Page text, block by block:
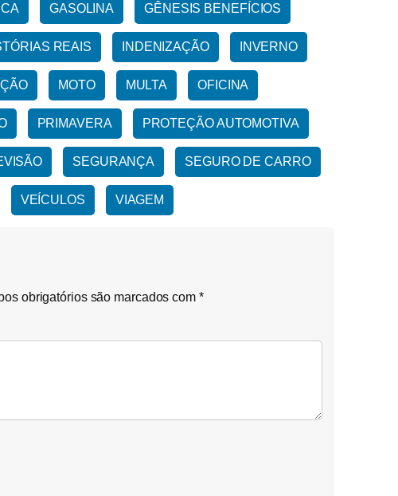
GASOLINA GÊNESIS BENEFÍCIOS
REAIS INDENIZAÇÃO INVERNO
MOTO MULTA OFICINA
PRIMAVERA PROTEÇÃO AUTOMOTIVA
SEGURANÇA SEGURO DE CARRO
VEÍCULOS VIAGEM
obrigatórios são marcados com *